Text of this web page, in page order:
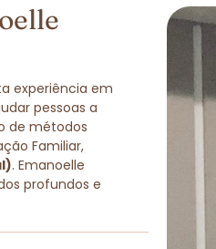
experiência em
pessoas a
de métodos
Familiar,
. Emanoelle
profundos e